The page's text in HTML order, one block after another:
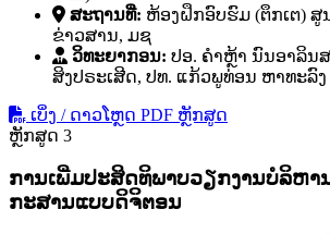
ສະຖານທີ່: ຫ້ອງຝຶກອົບຮົມ (ຕຶກເຕ) ສູ
ຂ່າວສານ, ມຊ
ວິທະຍາກອນ: ປອ. ຄໍາຫຼ້າ ນົນອາລິນ
ສິງປຣະເສີດ, ປທ. ແກ້ວພູທ່ອນ ຫາທະລົງ
ເບິ່ງ / ດາວໂຫຼດ PDF ຫຼັກສູດ
ຫຼັກສູດ 3
ການເພີ່ມປະສິດທິພາບວຽກງານບໍລິຫາ
ກະສານແບບດິຈິຕອນ